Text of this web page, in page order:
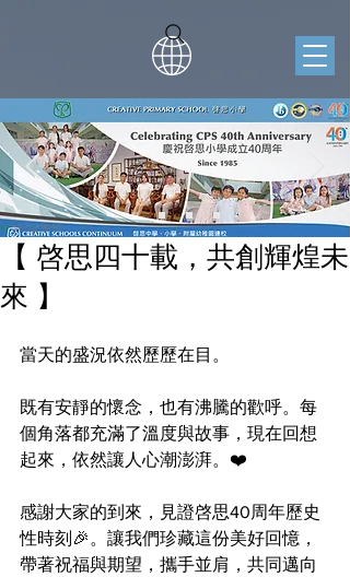
【 啓思四十載，共創輝煌未
來 】
當天的盛況依然歷歷在目。
既有安靜的懷念，也有沸騰的歡呼。每
個角落都充滿了溫度與故事，現在回想
起來，依然讓人心潮澎湃。❤️
感謝大家的到來，見證啓思40周年歷史
性時刻🎉。讓我們珍藏這份美好回憶，
帶著祝福與期望，攜手並肩，共同邁向